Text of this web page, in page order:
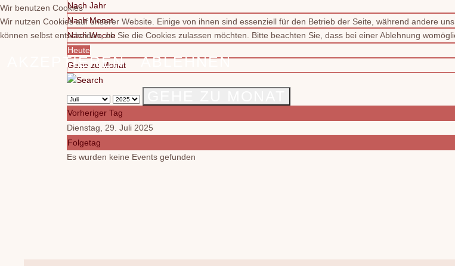
Nach Jahr
Nach Monat
Nach Woche
Heute
Gehe zu Monat
Vorheriger Tag
Dienstag, 29. Juli 2025
Folgetag
Es wurden keine Events gefunden
Wir benutzen Cookies
Wir nutzen Cookies auf unserer Website. Einige von ihnen sind essenziell für den Betrieb der Seite, während andere
können selbst entscheiden, ob Sie die Cookies zulassen möchten. Bitte beachten Sie, dass bei einer Ablehnung
AKZEPTIEREN ABLEHNEN